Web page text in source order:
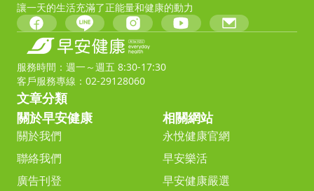
讓一天的生活充滿了正能量和健康的動力
服務時間：週一～週五 8:30-17:30
客戶服務專線：02-29128060
文章分類
關於早安健康
關於我們
聯絡我們
廣告刊登
相關網站
永悅健康官網
早安樂活
早安健康嚴選